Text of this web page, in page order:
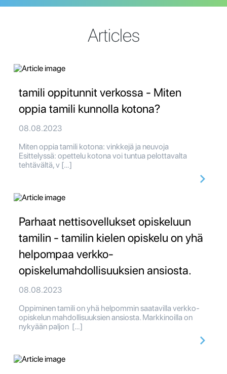
Articles
tamili oppitunnit verkossa - Miten
oppia tamili kunnolla kotona?
08.08.2023
Miten oppia tamili kotona: vinkkejä ja neuvoja
Esittelyssä: opettelu kotona voi tuntua pelottavalta
tehtävältä, v […]
Parhaat nettisovellukset opiskeluun
tamilin - tamilin kielen opiskelu on yhä
helpompaa verkko-
opiskelumahdollisuuksien ansiosta.
08.08.2023
Oppiminen tamili on yhä helpommin saatavilla verkko-
opiskelun mahdollisuuksien ansiosta. Markkinoilla on
nykyään paljon […]